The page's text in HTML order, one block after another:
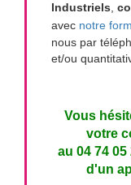
Industriels
avec notre
nous par
et/ou
Vous
votre
au 04 74
d'un